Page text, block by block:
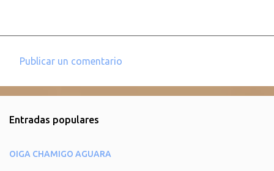
e
t
Publicar un comentario
Entradas populares
OIGA CHAMIGO AGUARA